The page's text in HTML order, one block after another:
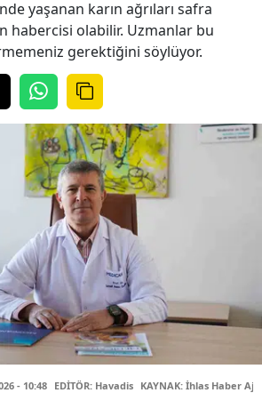
yaşanan karın ağrıları safra
habercisi olabilir. Uzmanlar bu
gerektiğini söylüyor.
- 10:48 EDİTÖR: Havadis KAYNAK: İhlas Haber